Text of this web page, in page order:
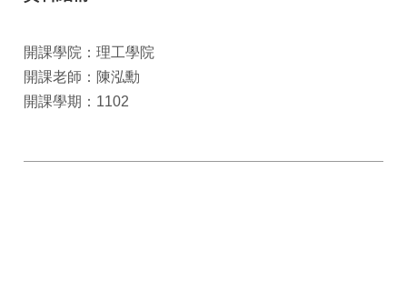
開課學院：理工學院
開課老師：陳泓勳
開課學期：1102